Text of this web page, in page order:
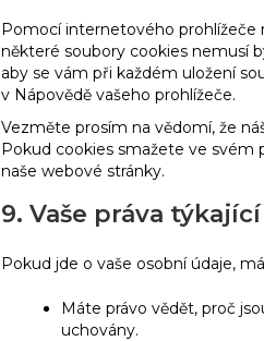
Pomocí internetového prohlížeče
některé soubory cookies nemusí
aby se vám při každém uložení
v Nápovědě vašeho prohlížeče.
Vezměte prosím na vědomí, že
Pokud cookies smažete ve svém
naše webové stránky.
9. Vaše práva
Pokud jde o vaše osobní údaje,
Máte právo vědět, proč
uchovány.